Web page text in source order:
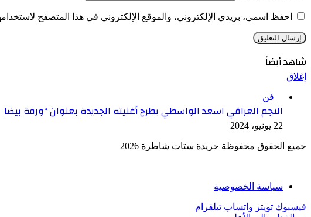
احفظ اسمي، بريدي الإلكتروني، والموقع الإلكتروني في هذا المتصفح
شاهد أيضاً
إغلاق
فن
النجم العراقي اسعد الواسطي يطرح أغنيته الجديدة بعنوان “ورقة بيضا
22 يونيو، 2024
جميع الحقوق محفوظة جريدة ستات شاطرة 2026
سياسة الخصوصية
فيسبوك تويتر واتساب تيلقرام